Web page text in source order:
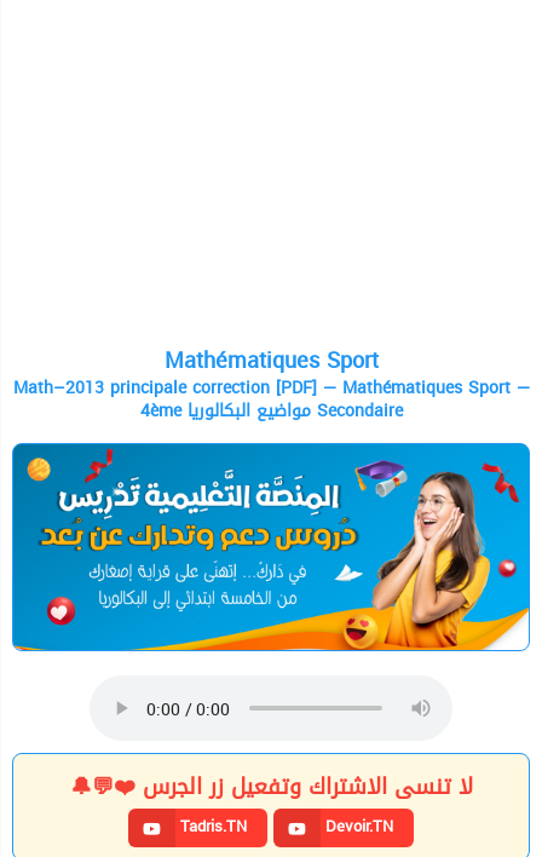
Mathématiques Sport
Math–2013 principale correction [PDF] — Mathématiques Sport —
4ème مواضيع البكالوريا Secondaire
لا تنسى الاشتراك وتفعيل زر الجرس ❤️💬🔔
Tadris.TN Devoir.TN